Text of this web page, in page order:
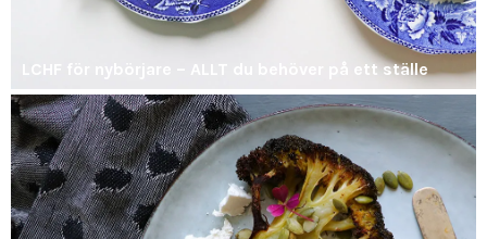
LCHF för nybörjare – ALLT du behöver på ett ställe